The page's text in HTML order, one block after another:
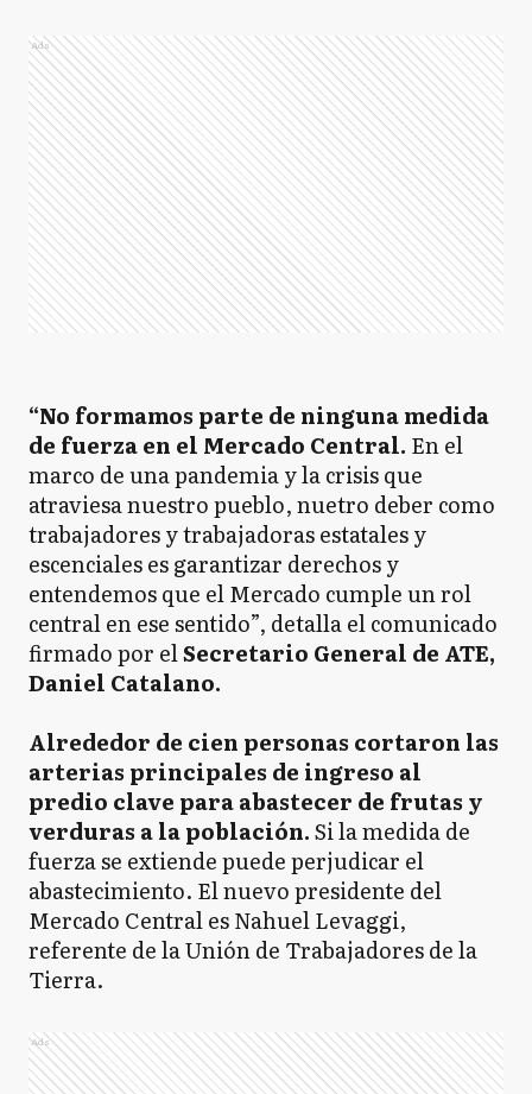
Ads
“No formamos parte de ninguna medida
de fuerza en el Mercado Central. En el
marco de una pandemia y la crisis que
atraviesa nuestro pueblo, nuetro deber como
trabajadores y trabajadoras estatales y
escenciales es garantizar derechos y
entendemos que el Mercado cumple un rol
central en ese sentido”, detalla el comunicado
firmado por elSecretario General de ATE,
Daniel Catalano.
Alrededor de cien personas cortaron las
arterias principales de ingreso al
predio clave para abastecer de frutas y
verduras a la población.Si la medida de
fuerza se extiende puede perjudicar el
abastecimiento. El nuevo presidente del
Mercado Central es Nahuel Levaggi,
referente de la Unión de Trabajadores de la
Tierra.
Ads